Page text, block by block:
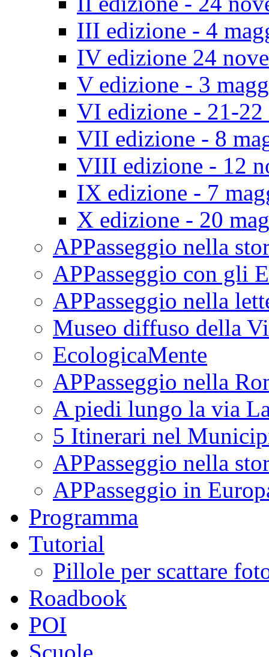
III edizione - 4
IV edizione 24
V edizione - 3
VI edizione - 21-22
VII edizione - 8
VIII edizione - 12
IX edizione - 7
X edizione - 20
APPasseggio nella
APPasseggio con gli
APPasseggio nella
Museo diffuso della
EcologicaMente
APPasseggio nella
A piedi lungo la via
5 Itinerari nel
APPasseggio nella
APPasseggio in
Programma
Tutorial
Pillole per scattare
Roadbook
POI
Scuole